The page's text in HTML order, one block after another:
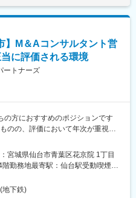
口100万円、5口・10口から保有
要5区、名古屋・栄、京都、大阪・
徒歩3～4分以内が中心。物件の希
を抑えやすい規模、売却後の一括
融機関や既存顧客からの紹介に対
ます。
て：
で約2,500万円。月2～3件の成約
程・同ポジションの平均値：年間
合：年間450万円程賃金はあくまで
記です。
】M＆Aコンサルタント営
に評価される環境
ートナーズ
方におすすめのポジションです
のの、評価において年次が重視さ
の、年収を大きく伸ばしていくイ
、さらなる市場価値の向上を目指
評価・還元される環境で働きたい
宮城県仙台市青葉区花京院 1丁目
勤務地最寄駅：仙台駅受動喫煙対
：会社の定める事業所
地下鉄)